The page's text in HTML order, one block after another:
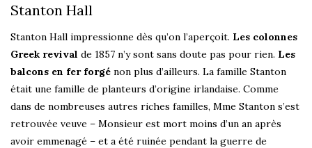
Stanton Hall
Stanton Hall impressionne dès qu’on l’aperçoit. Les colonnes
Greek revival de 1857 n’y sont sans doute pas pour rien. Les
balcons en fer forgé non plus d’ailleurs. La famille Stanton
était une famille de planteurs d’origine irlandaise. Comme
dans de nombreuses autres riches familles, Mme Stanton s’est
retrouvée veuve – Monsieur est mort moins d’un an après
avoir emmenagé – et a été ruinée pendant la guerre de